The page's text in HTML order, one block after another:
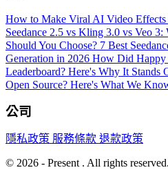
How to Make Viral AI Video Effects
Seedance 2.5 vs Kling 3.0 vs Veo
Should You Choose? 7 Best
Generation in 2026 How Did Happy
Leaderboard? Here's Why It Stands
Open Source? Here's What We
公司
隱私政策 服務條款 退款政策
© 2026 - Present . All rights reserved.